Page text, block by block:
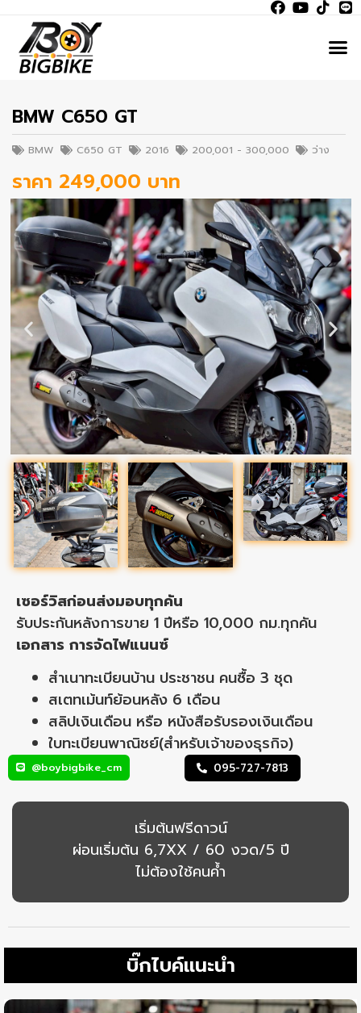
BMW C650 GT
BMW C650 GT 2016 200,001 - 300,000 ว่าง
ราคา 249,000 บาท
เซอร์วิสก่อนส่งมอบทุกคัน
รับประกันหลังการขาย 1 ปีหรือ 10,000 กม.ทุกคัน
เอกสาร การจัดไฟแนนซ์
สำเนาทะเบียนบ้าน ประชาชน คนซื้อ 3 ชุด
สเตทเม้นท์ย้อนหลัง 6 เดือน
สลิปเงินเดือน หรือ หนังสือรับรองเงินเดือน
ใบทะเบียนพาณิชย์(สำหรับเจ้าของธุรกิจ)
@boybigbike_cm 095-727-7813
เริ่มต้นฟรีดาวน์
ผ่อนเริ่มต้น 6,7XX / 60 งวด/5 ปี
ไม่ต้องใช้คนค้ำ
บิ๊กไบค์แนะนำ